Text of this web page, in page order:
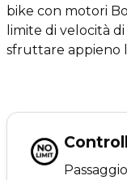
bike con motori
limite di velocità
sfruttare appieno